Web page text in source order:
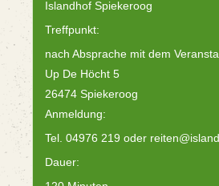
Islandhof Spiekeroog
Treffpunkt:
nach Absprache mit dem
Up De Höcht 5
26474 Spiekeroog
Anmeldung:
Tel. 04976 219 oder
Dauer: